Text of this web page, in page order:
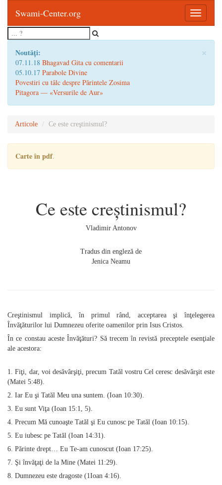
Toggle
Swami-Center.org
×
Noutăți:
07.11.18 Bhagavad Gita cu comentarii
05.10.17 Parabole Divine
Povestiri cu tâlc despre Părintele Zosima
Pitagora — «Versurile de Aur»
Articole Ce este creştinismul?
Carte în pdf.
Ce este creştinismul?
Vladimir Antonov
Tradus din engleză de
Jenica Neamu
Creştinismul implică, în primul rând, acceptarea şi înţelegerea
Învăţăturilor lui Dumnezeu oferite oamenilor prin Isus Cristos.
În ce constau aceste Învăţături? Să trecem în revistă preceptele esenţiale
ale acestora:
1. Fiţi, dar, voi desăvârşiţi, precum Tatăl vostru Cel ceresc desăvârşit este
(Matei 5:48).
2. Iar Eu şi Tatăl Meu una suntem. (Ioan 10:30).
3. Eu sunt Viţa (Ioan 15:1, 5).
4. Precum Mă cunoaşte Tatăl şi Eu cunosc pe Tatăl (Ioan 10:15).
5. Eu iubesc pe Tatăl (Ioan 14:31).
6. Părinte drept… Eu Te‑am cunoscut (Ioan 17:25).
7. Şi învăţaţi de la Mine (Matei 11:29).
8. Dumnezeu este dragoste (1Ioan 4:16).